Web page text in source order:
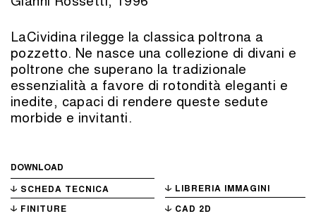
LaCividina rilegge la classica poltrona a
pozzetto. Ne nasce una collezione di divani e
poltrone che superano la tradizionale
essenzialità a favore di rotondità eleganti e
inedite, capaci di rendere queste sedute
morbide e invitanti.
DOWNLOAD
SCHEDA TECNICA
LIBRERIA IMMAGINI
FINITURE
CAD 2D